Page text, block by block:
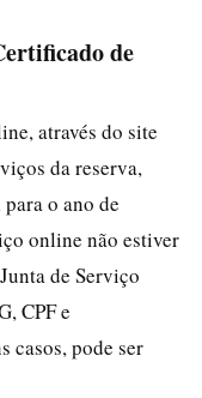
de
através do site
da reserva,
o ano de
online não estiver
de Serviço
CPF e
casos, pode ser